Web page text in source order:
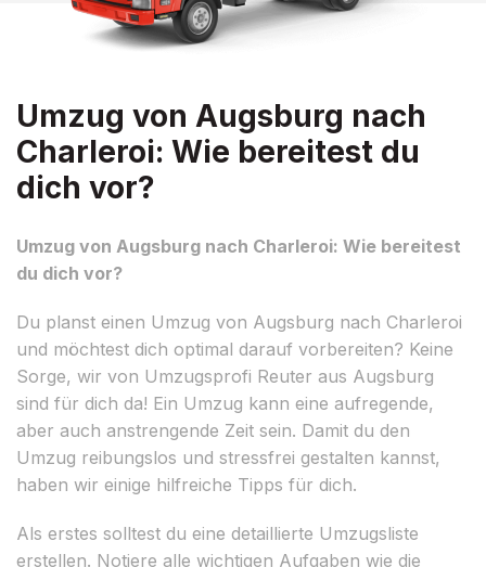
Umzug von Augsburg nach
Charleroi: Wie bereitest du
dich vor?
Umzug von Augsburg nach Charleroi: Wie bereitest
du dich vor?
Du planst einen Umzug von Augsburg nach Charleroi
und möchtest dich optimal darauf vorbereiten? Keine
Sorge, wir von Umzugsprofi Reuter aus Augsburg
sind für dich da! Ein Umzug kann eine aufregende,
aber auch anstrengende Zeit sein. Damit du den
Umzug reibungslos und stressfrei gestalten kannst,
haben wir einige hilfreiche Tipps für dich.
Als erstes solltest du eine detaillierte Umzugsliste
erstellen. Notiere alle wichtigen Aufgaben wie die